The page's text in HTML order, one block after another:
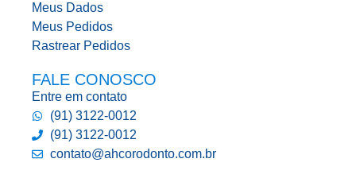
Meus Dados
Meus Pedidos
Rastrear Pedidos
FALE CONOSCO
Entre em contato
(91) 3122-0012
(91) 3122-0012
contato@ahcorodonto.com.br